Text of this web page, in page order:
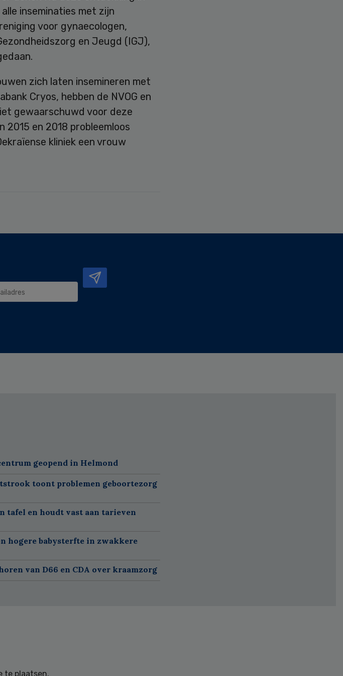
inseminaties met zijn
voor gynaecologen,
en Jeugd (IGJ),
zich laten insemineren met
Cryos, hebben de NVOG en
gewaarschuwd voor deze
2015 en 2018 probleemloos
kliniek een vrouw
geopend in Helmond
toont problemen geboortezorg
tafel en houdt vast aan tarieven
hogere babysterfte in zwakkere
van D66 en CDA over kraamzorg
te plaatsen.